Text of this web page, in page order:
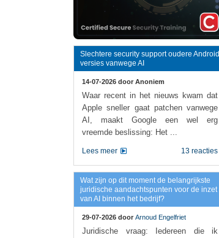
Slechtere security support oudere Android
versies vanwege AI
14-07-2026 door Anoniem
Waar recent in het nieuws kwam dat
Apple sneller gaat patchen vanwege
AI, maakt Google een wel erg
vreemde beslissing: Het ...
13 reacties
Lees meer
Wat zijn op dit moment de belangrijkste
juridische aandachtspunten voor de inzet
van AI binnen het bedrijf?
29-07-2026 door Arnoud Engelfriet
Juridische vraag: Iedereen die ik